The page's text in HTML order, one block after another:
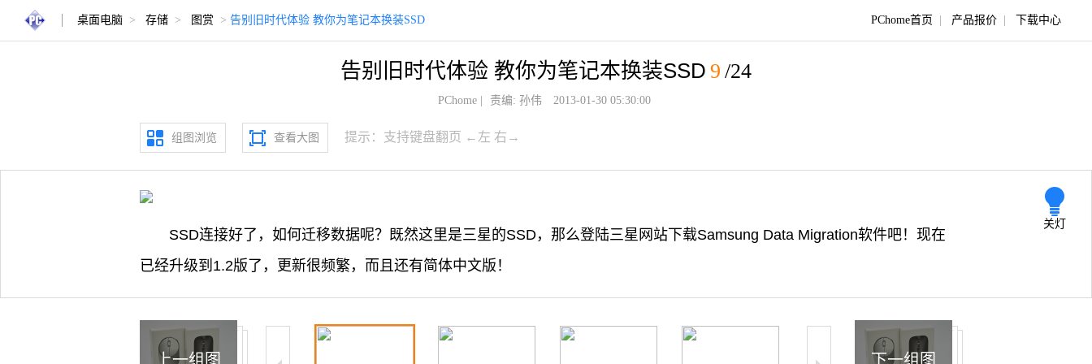
桌面电脑 > 存储 > 图赏 > 告别旧时代体验 教你为笔记本换装SSD PChome首页 产品报价 下载中心
告别旧时代体验 教你为笔记本换装SSD 9 /24
PChome| 责编: 孙伟 2013-01-30 05:30:00
组图浏览 查看大图 提示：支持键盘翻页 ←左 右→
关灯
SSD连接好了，如何迁移数据呢？既然这里是三星的SSD，那么登陆三星网站下载Samsung Data Migration软件吧！现在
已经升级到1.2版了，更新很频繁，而且还有简体中文版！
上一组图 下一组图